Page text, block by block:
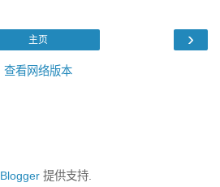
›
主页
查看网络版本
Blogger提供支持.